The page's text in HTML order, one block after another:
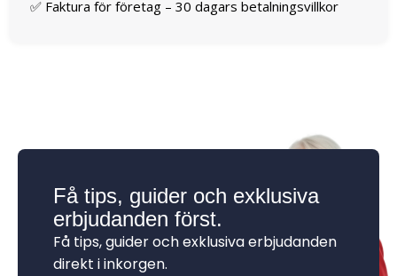
✅ Faktura för företag – 30 dagars betalningsvillkor
Få tips, guider och exklusiva
erbjudanden först.
Få tips, guider och exklusiva erbjudanden
direkt i inkorgen.